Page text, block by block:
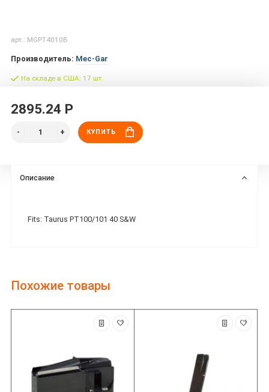
арт.: MGPT4010B
Производитель: Mec-Gar
На складе в США: 17 шт.
2895.24 Р
КУПИТЬ
Описание
Fits: Taurus PT100/101 40 S&W
Похожие товары